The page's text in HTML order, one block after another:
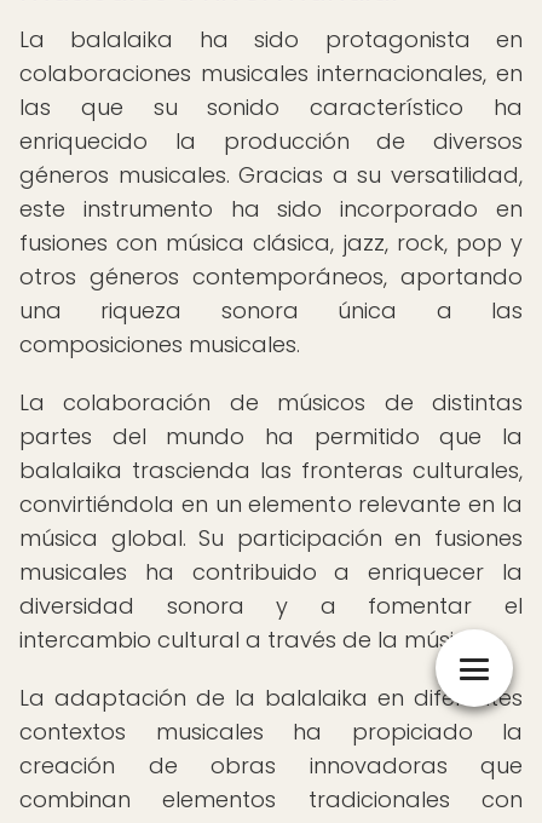
La balalaika ha sido protagonista en
colaboraciones musicales internacionales, en
las que su sonido característico ha
enriquecido la producción de diversos
géneros musicales. Gracias a su versatilidad,
este instrumento ha sido incorporado en
fusiones con música clásica, jazz, rock, pop y
otros géneros contemporáneos, aportando
una riqueza sonora única a las
composiciones musicales.
La colaboración de músicos de distintas
partes del mundo ha permitido que la
balalaika trascienda las fronteras culturales,
convirtiéndola en un elemento relevante en la
música global. Su participación en fusiones
musicales ha contribuido a enriquecer la
diversidad sonora y a fomentar el
intercambio cultural a través de la música.
La adaptación de la balalaika en diferentes
contextos musicales ha propiciado la
creación de obras innovadoras que
combinan elementos tradicionales con